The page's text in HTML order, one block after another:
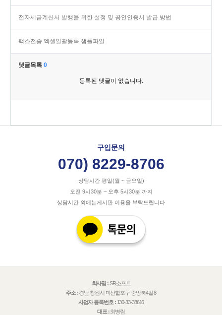
전자세금계산서 발행을 위한 설정 및 공인인증서 발급 방법
팩스전송 엑셀일괄등록 샘플파일
댓글목록0
등록된 댓글이 없습니다.
구입문의
070) 8229-8706
상담시간 평일(월 ~ 금요일)
오전 9시30분 ~ 오후 5시30분 까지
상담시간 외에는게시판 이용을 부탁드립니다
회사명 :SR소프트
주소 : 경남 창원시 마산합포구 중앙북4길 8
사업자 등록번호 : 130-33-38616
대표 :최병림